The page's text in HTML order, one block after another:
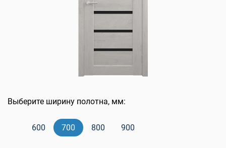
Выберите ширину полотна, мм:
600 700 800 900